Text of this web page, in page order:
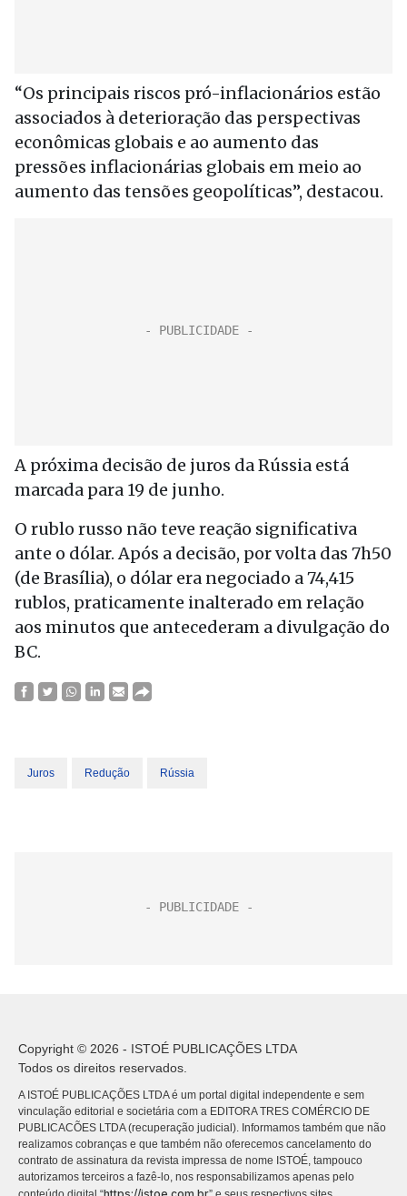
“Os principais riscos pró-inflacionários estão
associados à deterioração das perspectivas
econômicas globais e ao aumento das
pressões inflacionárias globais em meio ao
aumento das tensões geopolíticas”, destacou.
A próxima decisão de juros da Rússia está
marcada para 19 de junho.
O rublo russo não teve reação significativa
ante o dólar. Após a decisão, por volta das 7h50
(de Brasília), o dólar era negociado a 74,415
rublos, praticamente inalterado em relação
aos minutos que antecederam a divulgação do
BC.
Juros Redução Rússia
Copyright © 2026 - ISTOÉ PUBLICAÇÕES LTDA
Todos os direitos reservados.
A ISTOÉ PUBLICAÇÕES LTDA é um portal digital independente e sem
vinculação editorial e societária com a EDITORA TRES COMÉRCIO DE
PUBLICACÕES LTDA (recuperação judicial). Informamos também que não
realizamos cobranças e que também não oferecemos cancelamento do
contrato de assinatura da revista impressa de nome ISTOÉ, tampouco
autorizamos terceiros a fazê-lo, nos responsabilizamos apenas pelo